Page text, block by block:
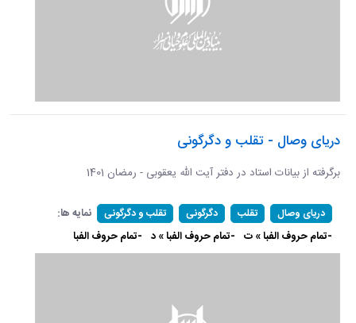
دریای وصال - تقلب و دگرگونی
برگرفته از بیانات استاد در دفتر آیت الله یعقوبی - رمضان 1401
دریای وصال تقلب دگرگونی تقلب و دگرگونی
نمایه ها:
-تمام حروف الفبا » ت -تمام حروف الفبا » د -تمام حروف الفبا